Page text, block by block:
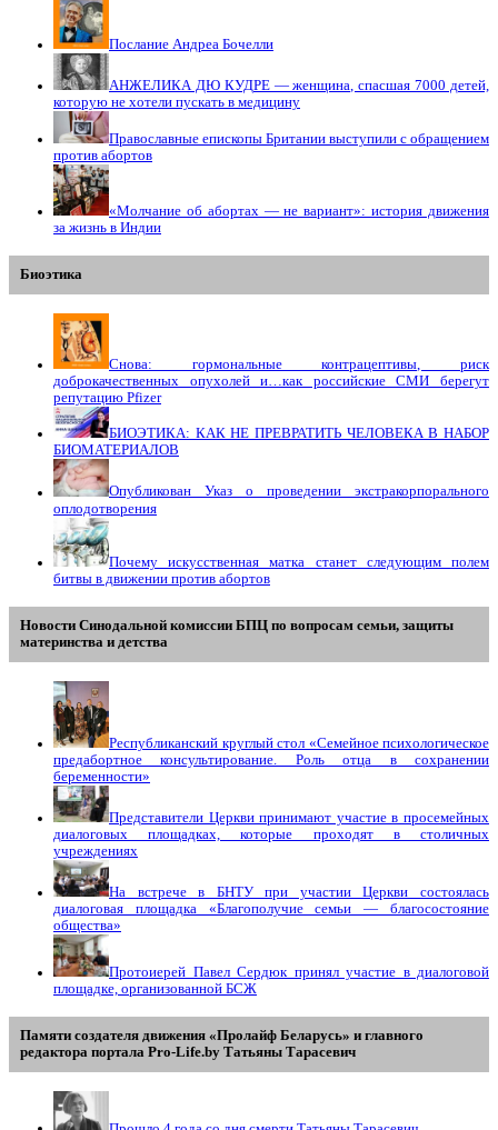
Послание Андреа Бочелли
АНЖЕЛИКА ДЮ КУДРЕ — женщина, спасшая 7000 детей,
которую не хотели пускать в медицину
Православные епископы Британии выступили с обращением
против абортов
«Молчание об абортах — не вариант»: история движения
за жизнь в Индии
Биоэтика
Снова: гормональные контрацептивы, риск
доброкачественных опухолей и…как российские СМИ берегут
репутацию Pfizer
БИОЭТИКА: КАК НЕ ПРЕВРАТИТЬ ЧЕЛОВЕКА В НАБОР
БИОМАТЕРИАЛОВ
Опубликован Указ о проведении экстракорпорального
оплодотворения
Почему искусственная матка станет следующим полем
битвы в движении против абортов
Новости Синодальной комиссии БПЦ по вопросам семьи, защиты
материнства и детства
Республиканский круглый стол «Семейное психологическое
предабортное консультирование. Роль отца в сохранении
беременности»
Представители Церкви принимают участие в просемейных
диалоговых площадках, которые проходят в столичных
учреждениях
На встрече в БНТУ при участии Церкви состоялась
диалоговая площадка «Благополучие семьи — благосостояние
общества»
Протоиерей Павел Сердюк принял участие в диалоговой
площадке, организованной БСЖ
Памяти создателя движения «Пролайф Беларусь» и главного
редактора портала Pro-Life.by Tатьяны Tарасевич